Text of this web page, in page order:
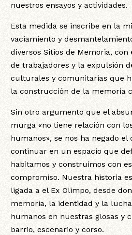
nuestros ensayos y actividades.
Esta medida se inscribe en la
vaciamiento y
diversos Sitios de Memoria, con
de trabajadores y la expulsión
culturales y comunitarias que
la construcción de la memoria
Sin otro argumento que el
murga «no tiene relación con
humanos», se nos ha negado el
continuar en un espacio que
habitamos y construimos con
compromiso. Nuestra historia
ligada a el Ex Olimpo, desde
memoria, la identidad y la
humanos en nuestras glosas y
barrio, escenario y corso.